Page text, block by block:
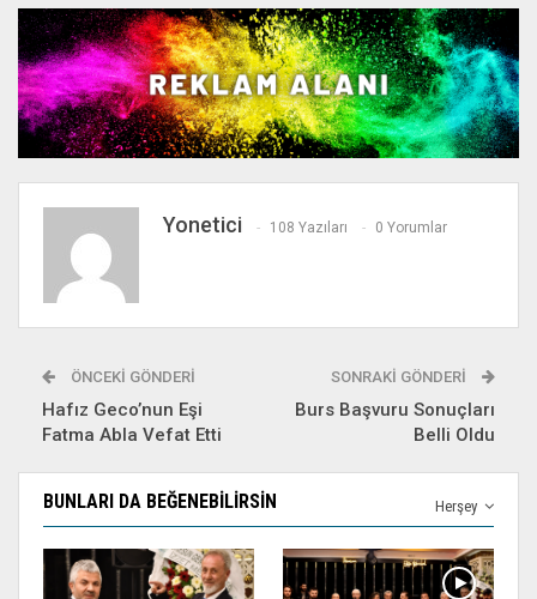
Yonetici 108 Yazıları 0 Yorumlar
ÖNCEKI GÖNDERI
Hafız Geco’nun Eşi
Fatma Abla Vefat Etti
SONRAKI GÖNDERI
Burs Başvuru Sonuçları
Belli Oldu
Herşey
BUNLARI DA BEĞENEBILIRSIN